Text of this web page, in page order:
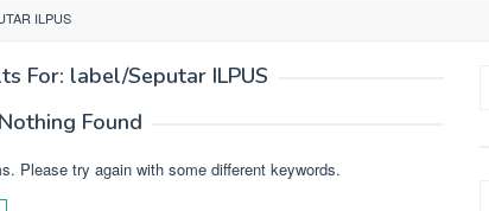
ILPUS
For: label/Seputar ILPUS
Nothing Found
Please try again with some different keywords.